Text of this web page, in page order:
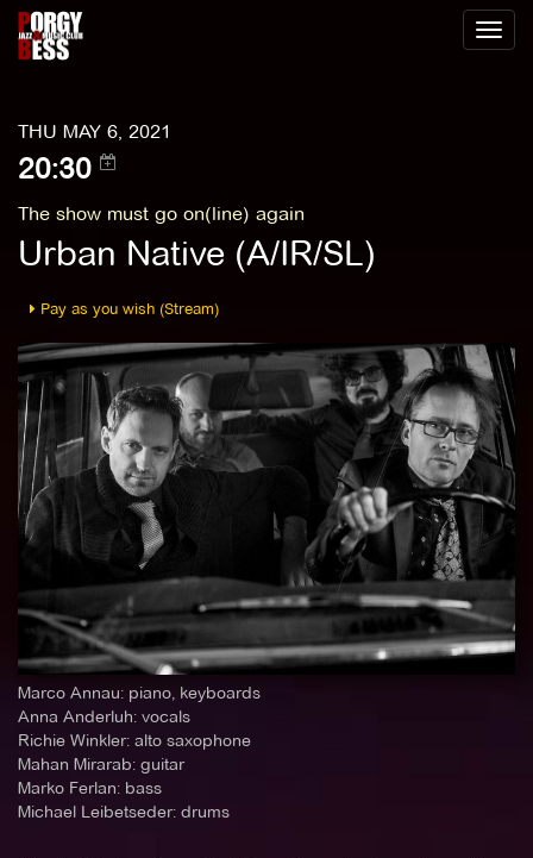
Toggle
THU MAY 6, 2021
20:30
The show must go on(line) again
Urban Native (A/IR/SL)
Pay as you wish (Stream)
Marco Annau: piano, keyboards
Anna Anderluh: vocals
Richie Winkler: alto saxophone
Mahan Mirarab: guitar
Marko Ferlan: bass
Michael Leibetseder: drums